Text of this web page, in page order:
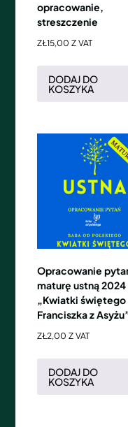
opracowanie,
streszczenie
ZŁ15,00 Z VAT
DODAJ DO
KOSZYKA
Opracowanie
maturę ustną 2024
„Kwiatki świętego
Franciszka z
ZŁ2,00 Z VAT
DODAJ DO
KOSZYKA